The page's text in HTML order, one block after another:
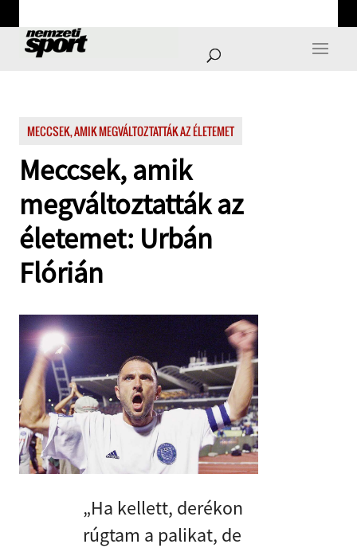
MECCSEK, AMIK MEGVÁLTOZTATTÁK AZ ÉLETEMET
Meccsek, amik
megváltoztatták az
életemet: Urbán
Flórián
„Ha kellett, derékon
rúgtam a palikat, de